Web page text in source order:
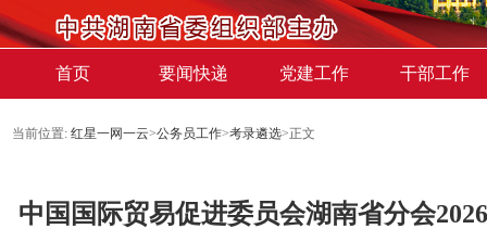
首页 要闻快递 党建工作 干部工作
当前位置: 红星一网一云>公务员工作>考录遴选>正文
中国国际贸易促进委员会湖南省分会